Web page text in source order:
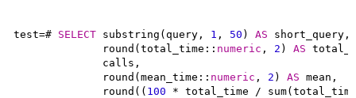
test=# SELECT substring(query, 1 , 50 ) AS short_query,
              round(total_time::
numeric , 2 ) AS
              calls,
              round(mean_time::
numeric , 2 ) AS mean,
              round((
100 * total_time / sum